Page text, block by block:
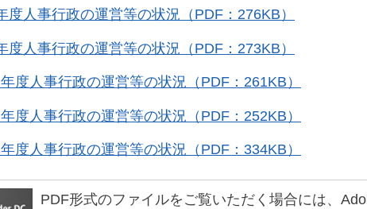
度人事行政の運営等の状況（PDF：276KB）
度人事行政の運営等の状況（PDF：273KB）
度人事行政の運営等の状況（PDF：261KB）
度人事行政の運営等の状況（PDF：252KB）
度人事行政の運営等の状況（PDF：334KB）
PDF形式のファイルをご覧いただく場合には、